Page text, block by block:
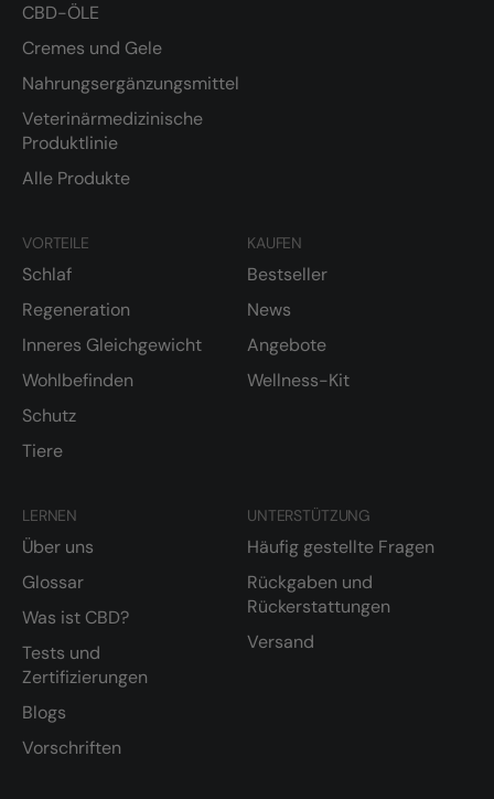
CBD-ÖLE
Cremes und Gele
Nahrungsergänzungsmittel
Veterinärmedizinische
Produktlinie
Alle Produkte
VORTEILE
Schlaf
Regeneration
Inneres Gleichgewicht
Wohlbefinden
Schutz
Tiere
KAUFEN
Bestseller
News
Angebote
Wellness-Kit
LERNEN
Über uns
Glossar
Was ist CBD?
Tests und
Zertifizierungen
Blogs
Vorschriften
UNTERSTÜTZUNG
Häufig gestellte Fragen
Rückgaben und
Rückerstattungen
Versand